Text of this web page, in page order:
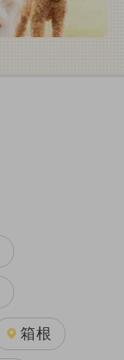
箱根